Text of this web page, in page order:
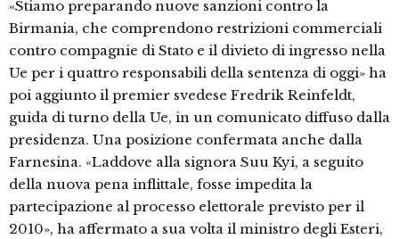
«Stiamo preparando nuove sanzioni contro la
Birmania, che comprendono restrizioni commerciali
contro compagnie di Stato e il divieto di ingresso nella
Ue per i quattro responsabili della sentenza di oggi» ha
poi aggiunto il premier svedese Fredrik Reinfeldt,
guida di turno della Ue, in un comunicato diffuso dalla
presidenza. Una posizione confermata anche dalla
Farnesina. «Laddove alla signora Suu Kyi, a seguito
della nuova pena inflittale, fosse impedita la
partecipazione al processo elettorale previsto per il
2010», ha affermato a sua volta il ministro degli Esteri,